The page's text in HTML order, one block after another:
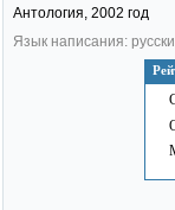
Антология, 2002 год
Язык написания: